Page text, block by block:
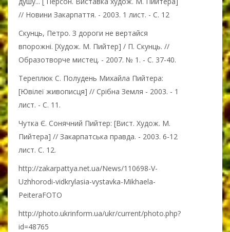
// Новини Закарпаття. - 2003. 1 лист. - С. 12
Скунць, Петро. З дороги не вертайся
впорожні. [Худож. М. Пийтер] / П. Скунць. //
Образотворче мистец. - 2007. № 1. - С. 37-40.
Тереплюк С. Полудень Михайла Пийтера:
[Ювілеї живописця] // Срібна Земля - 2003. - 1
лист. - С. 11.
Чутка Є. Сонячний Пийтер: [Вист. Худож. М.
Пийтера] // Закарпатська правда. - 2003. 6-12
лист. С. 12.
http://zakarpattya.net.ua/News/110698-V-
Uzhhorodi-vidkrylasia-vystavka-Mikhaela-
PeiteraFOTO
http://photo.ukrinform.ua/ukr/current/photo.php?
id=48765